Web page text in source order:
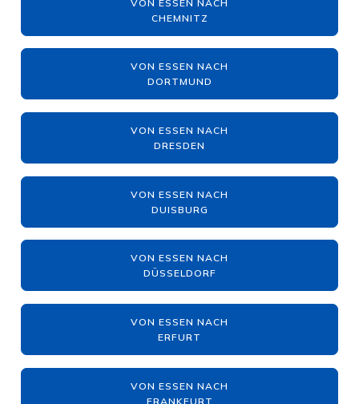
VON ESSEN NACH
CHEMNITZ
VON ESSEN NACH
DORTMUND
VON ESSEN NACH
DRESDEN
VON ESSEN NACH
DUISBURG
VON ESSEN NACH
DÜSSELDORF
VON ESSEN NACH
ERFURT
VON ESSEN NACH
FRANKFURT